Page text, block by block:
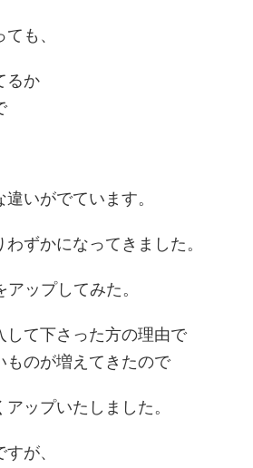
も、
るか
いがでています。
ずかになってきました。
ップしてみた。
して下さった方の理由で
ものが増えてきたので
ップいたしました。
が、